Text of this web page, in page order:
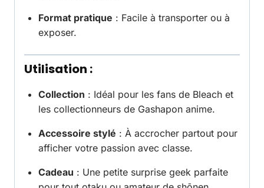
Format pratique : Facile à transporter ou à
exposer.
Utilisation :
Collection : Idéal pour les fans de Bleach et
les collectionneurs de Gashapon anime.
Accessoire stylé : À accrocher partout pour
afficher votre passion avec classe.
Cadeau : Une petite surprise geek parfaite